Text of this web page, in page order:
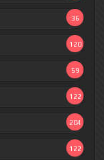
36
120
59
122
204
122